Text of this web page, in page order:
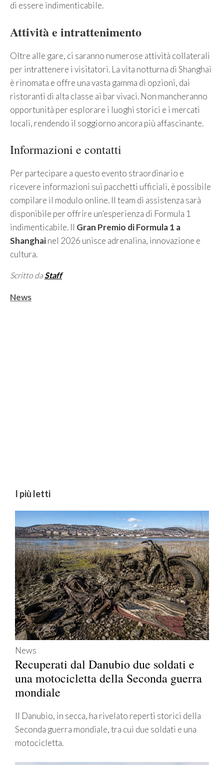
di essere indimenticabile.
Attività e intrattenimento
Oltre alle gare, ci saranno numerose attività collaterali
per intrattenere i visitatori. La vita notturna di Shanghai
è rinomata e offre una vasta gamma di opzioni, dai
ristoranti di alta classe ai bar vivaci. Non mancheranno
opportunità per esplorare i luoghi storici e i mercati
locali, rendendo il soggiorno ancora più affascinante.
Informazioni e contatti
Per partecipare a questo evento straordinario e
ricevere informazioni sui pacchetti ufficiali, è possibile
compilare il modulo online. Il team di assistenza sarà
disponibile per offrire un’esperienza di Formula 1
indimenticabile. Il Gran Premio di Formula 1 a
Shanghainel 2026 unisce adrenalina, innovazione e
cultura.
Scritto daStaff
Categorie
News
I più letti
News
Recuperati dal Danubio due soldati e
una motocicletta della Seconda guerra
mondiale
Il Danubio, in secca, ha rivelato reperti storici della
Seconda guerra mondiale, tra cui due soldati e una
motocicletta.